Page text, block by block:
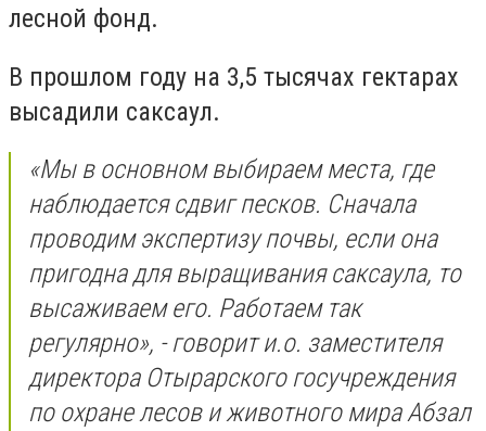
лесной фонд.
В прошлом году на 3,5 тысячах гектарах
высадили саксаул.
«Мы в основном выбираем места, где
наблюдается сдвиг песков. Сначала
проводим экспертизу почвы, если она
пригодна для выращивания саксаула, то
высаживаем его. Работаем так
регулярно», - говорит и.о. заместителя
директора Отырарского госучреждения
по охране лесов и животного мира Абзал